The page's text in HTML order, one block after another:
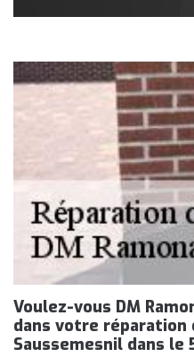
Voulez-vous DM
dans votre réparation
Saussemesnil dans le